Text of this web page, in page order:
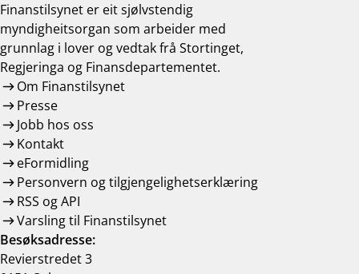
Finanstilsynet er eit sjølvstendig
myndigheitsorgan som arbeider med
grunnlag i lover og vedtak frå Stortinget,
Regjeringa og Finansdepartementet.
Om Finanstilsynet
Presse
Jobb hos oss
Kontakt
eFormidling
Personvern og tilgjengelighetserklæring
RSS og API
Varsling til Finanstilsynet
Besøksadresse:
Revierstredet 3